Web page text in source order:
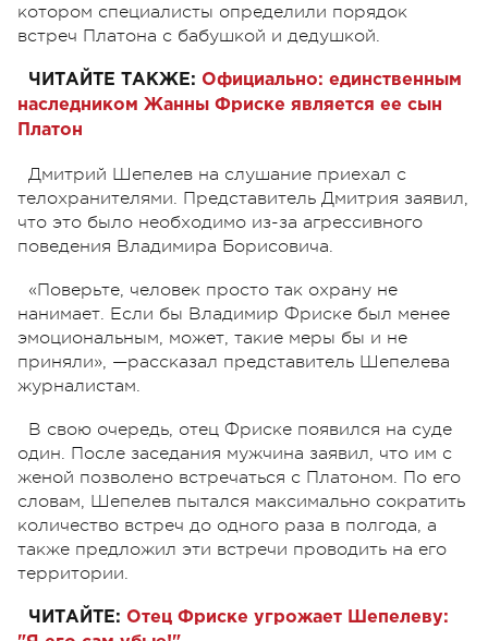
котором специалисты определили порядок
встреч Платона с бабушкой и дедушкой.
ЧИТАЙТЕ ТАКЖЕ: Официально: единственным
наследником Жанны Фриске является ее сын
Платон
Дмитрий Шепелев на слушание приехал с
телохранителями. Представитель Дмитрия заявил,
что это было необходимо из-за агрессивного
поведения Владимира Борисовича.
«Поверьте, человек просто так охрану не
нанимает. Если бы Владимир Фриске был менее
эмоциональным, может, такие меры бы и не
приняли», —рассказал представитель Шепелева
журналистам.
В свою очередь, отец Фриске появился на суде
один. После заседания мужчина заявил, что им с
женой позволено встречаться с Платоном. По его
словам, Шепелев пытался максимально сократить
количество встреч до одного раза в полгода, а
также предложил эти встречи проводить на его
территории.
ЧИТАЙТЕ: Отец Фриске угрожает Шепелеву: